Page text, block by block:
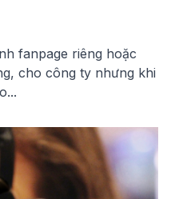
fanpage riêng hoặc
cho công ty nhưng khi